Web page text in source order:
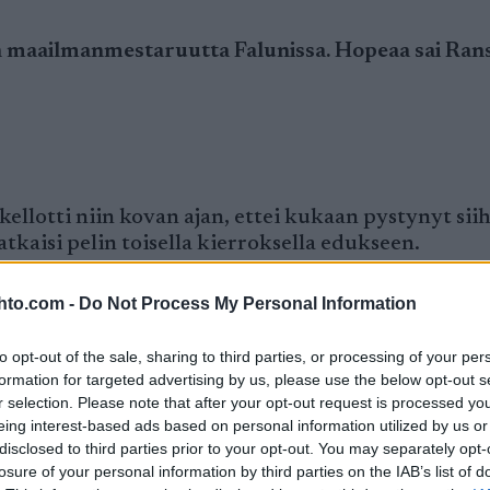
- Do Not Process My Personal Information
opt-out of the sale, sharing to third parties, or processing of your
for targeted advertising by us, please use the below opt-out
selection. Please note that after your opt-out request is processed
interest-based ads based on personal information utilized by us
to third parties prior to your opt-out. You may separately
of your personal information by third parties on the IAB’s list of
Falunissa. Hopeaa sai
niin kovan ajan, ettei kukaan pystynyt
pelin toisella kierroksella edukseen.
kilpailutauolta maailmanmestaruuteen on
uraansa Sotshin olympialaisiin.
ollut kaluston kanssa ongelmia. Matti
Hyvärinen 25:s. Heikkinen hävisi Olssonile
kuntonsa on osunut alkuvuoteen eikä MM-